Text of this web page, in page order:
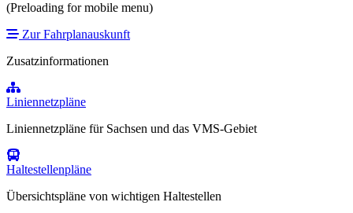
(Preloading for mobile menu)
Zur Fahrplanauskunft
Zusatzinformationen
Liniennetzpläne
Liniennetzpläne für Sachsen und das VMS-Gebiet
Haltestellenpläne
Übersichtspläne von wichtigen Haltestellen